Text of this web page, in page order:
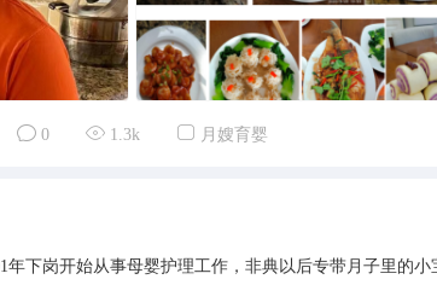
0 1.3k 月嫂育婴
开始从事母婴护理工作，非典以后专带月子里的小